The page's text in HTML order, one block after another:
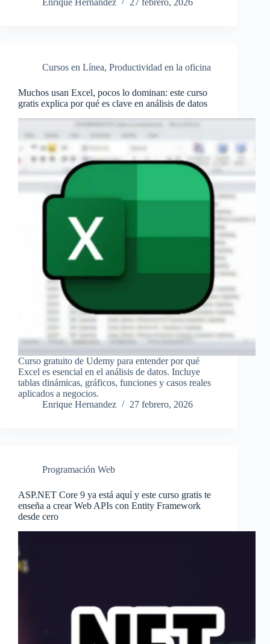
Enrique Hernandez
27 febrero, 2026
Cursos en Línea, Productividad en la oficina
Muchos usan Excel, pocos lo dominan: este curso
gratis explica por qué es clave en análisis de datos
Curso gratuito de Udemy para entender por qué
Excel es esencial en el análisis de datos. Incluye
tablas dinámicas, gráficos, funciones y casos reales
aplicados a negocios.
Enrique Hernandez
27 febrero, 2026
Programación Web
ASP.NET Core 9 ya está aquí y este curso gratis te
enseña a crear Web APIs con Entity Framework
desde cero